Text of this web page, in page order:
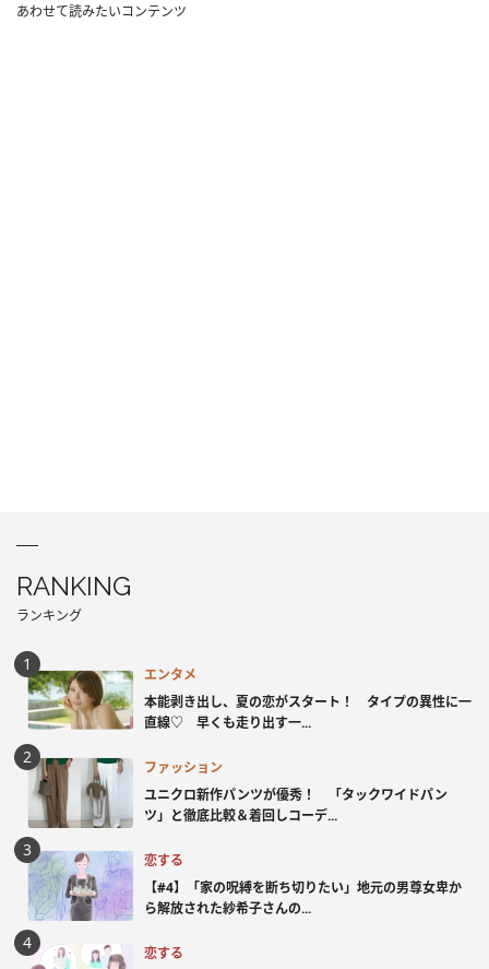
あわせて読みたいコンテンツ
RANKING
ランキング
エンタメ
本能剥き出し、夏の恋がスタート！ タイプの異性に一
直線♡ 早くも走り出す一...
ファッション
ユニクロ新作パンツが優秀！ 「タックワイドパン
ツ」と徹底比較＆着回しコーデ...
恋する
【#4】「家の呪縛を断ち切りたい」地元の男尊女卑か
ら解放された紗希子さんの...
恋する